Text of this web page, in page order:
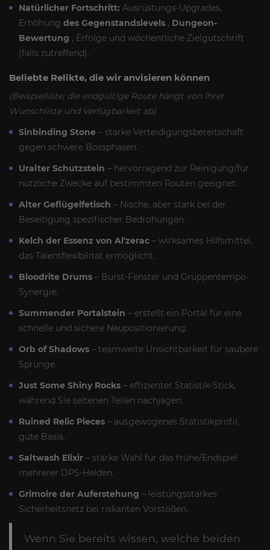
Natürlicher Fortschritt: Ausrüstungs-Upgrades,
Erhöhung des Gegenstandslevels , Dungeon-
Bewertung , Erfolge und wöchentliche Zielgutschrift
(falls zutreffend).
Beliebte Relikte, die wir anvisieren können
(Beispielliste; die endgültige Route hängt von Ihrer
Wunschliste und Verfügbarkeit ab)
Sinbinding Stone – starke Verteidigungsbereitschaft
gegen schwere Bossphasen.
Uralter Schutzstein – hervorragend zur Reinigung/für
nützliche Zwecke auf bestimmten Routen geeignet.
Alter Geflügelfetisch – Nische, aber stark bei der
Beseitigung spezifischer Bedrohungen.
Kelch der Essenz von Al'zerac – wirksames Hilfsmittel,
das Talentflexibilität ermöglicht.
Bloodrite Drums – Burst-Fenster und Gruppentempo-
Synergie.
Summender Portalstein – erstellt ein Portal für eine
schnelle und sichere Neupositionierung.
Orb of Shadows – teamweite Unsichtbarkeit für saubere
Sprünge.
Just Some Shiny Rocks – effizienter Statistik-Stick,
während Sie seltenen Teilen nachjagen.
Ruined Relic Pieces – ausgewogenes Statistikprofil,
gute Basis.
Saltwash Elixir – starke Wahl für das frühe/Endspiel
mehrerer DPS-Helden.
Grimoire der Auferstehung – leistungsstarkes
Sicherheitsnetz bei riskanten Vorstößen.
Wenn Sie bereits wissen, welche beiden